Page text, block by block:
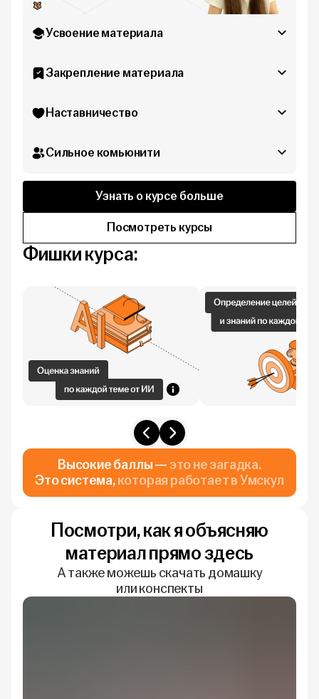
Усвоение материала
Закрепление материала
Наставничество
Сильное комьюнити
Узнать о курсе больше
Посмотреть курсы
Фишки курса:
Высокие баллы —это не загадка.
Это система,которая работает в Умскул
Посмотри, как я объясняю
материал прямо здесь
А также можешь скачать домашку
или конспекты